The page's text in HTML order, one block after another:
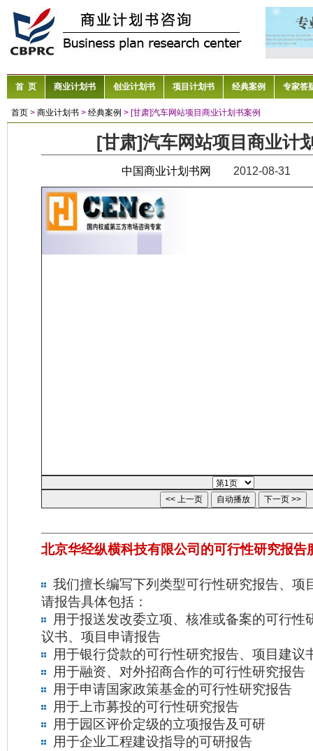
首 页 商业计划书 创业计划书 项目计划书 经典案例 专家答
首页 > 商业计划书 > 经典案例 > [甘肃]汽车网站项目商业计划书案例
[甘肃]汽车网站项目商业计
中国商业计划书网 2012-08-31
北京华经纵横科技有限公司的可行性研究报告
我们擅长编写下列类型可行性研究报告、项
请报告具体包括：
用于报送发改委立项、核准或备案的可行性
议书、项目申请报告
用于银行贷款的可行性研究报告、项目建议
用于融资、对外招商合作的可行性研究报告
用于申请国家政策基金的可行性研究报告
用于上市募投的可行性研究报告
用于园区评价定级的立项报告及可研
用于企业工程建设指导的可研报告